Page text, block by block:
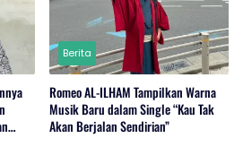
Berita
Romeo AL-ILHAM Tampilkan Warna
Musik Baru dalam Single “Kau Tak
Akan Berjalan Sendirian”